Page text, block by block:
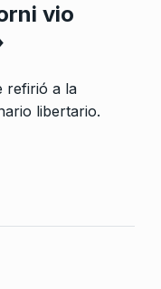
vio
refirió a la
libertario.